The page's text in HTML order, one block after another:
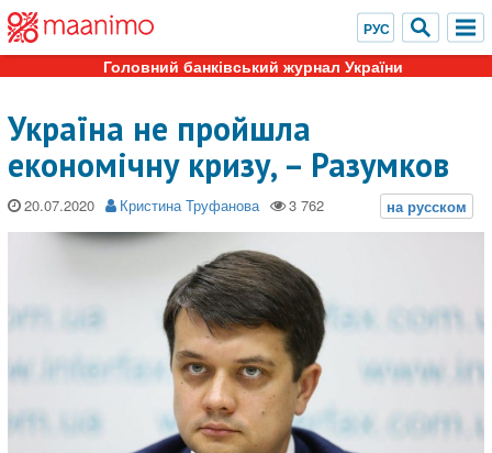
Головний банківський журнал України
Україна не пройшла
економічну кризу, – Разумков
20.07.2020 Кристина Труфанова